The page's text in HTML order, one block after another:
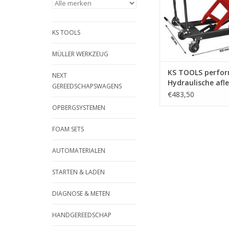
KS TOOLS
MÜLLER WERKZEUG
NEXT
GEREEDSCHAPSWAGENS
OPBERGSYSTEMEN
FOAM SETS
AUTOMATERIALEN
STARTEN & LADEN
DIAGNOSE & METEN
HANDGEREEDSCHAP
ergonomisch en
werken door het
platform via
TOEVOEGEN AAN
KS TOOLS
Hydraulische
verrijdbaar, 500
€483,50